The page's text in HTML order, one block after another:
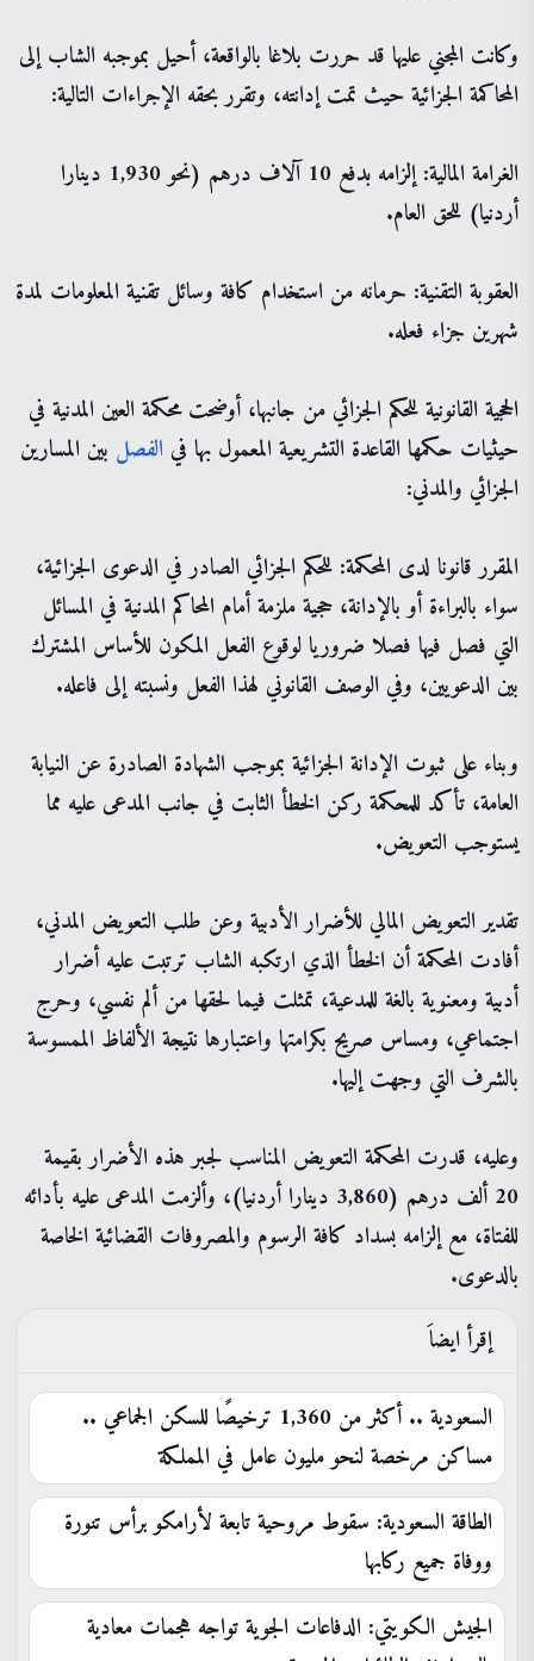
وكانت المجني عليها قد حررت بلاغا بالواقعة، أحيل بموجبه الشاب إلى
المحاكمة الجزائية حيث تمت إدانته، وتقرر بحقه الإجراءات التالية:
الغرامة المالية: إلزامه بدفع 10 آلاف درهم (نحو 1,930 دينارا
أردنيا) للحق العام.
العقوبة التقنية: حرمانه من استخدام كافة وسائل تقنية المعلومات لمدة
شهرين جزاء فعله.
الحجية القانونية للحكم الجزائي من جانبها، أوضحت محكمة العين المدنية في
حيثيات حكمها القاعدة التشريعية المعمول بها في الفصل بين المسارين
الجزائي والمدني:
المقرر قانونا لدى المحكمة: للحكم الجزائي الصادر في الدعوى الجزائية،
سواء بالبراءة أو بالإدانة، حجية ملزمة أمام المحاكم المدنية في المسائل
التي فصل فيها فصلا ضروريا لوقوع الفعل المكون للأساس المشترك
بين الدعويين، وفي الوصف القانوني لهذا الفعل ونسبته إلى فاعله.
وبناء على ثبوت الإدانة الجزائية بموجب الشهادة الصادرة عن النيابة
العامة، تأكد للمحكمة ركن الخطأ الثابت في جانب المدعى عليه مما
يستوجب التعويض.
تقدير التعويض المالي للأضرار الأدبية وعن طلب التعويض المدني،
أفادت المحكمة أن الخطأ الذي ارتكبه الشاب ترتبت عليه أضرار
أدبية ومعنوية بالغة للمدعية، تمثلت فيما لحقها من ألم نفسي، وحرج
اجتماعي، ومساس صريح بكرامتها واعتبارها نتيجة الألفاظ الممسوسة
بالشرف التي وجهت إليها.
وعليه، قدرت المحكمة التعويض المناسب لجبر هذه الأضرار بقيمة
20 ألف درهم (3,860 دينارا أردنيا)، وألزمت المدعى عليه بأدائه
للفتاة، مع إلزامه بسداد كافة الرسوم والمصروفات القضائية الخاصة
بالدعوى.
إقرأ ايضاَ
السعودية .. أكثر من 1,360 ترخيصًا للسكن الجماعي ..
مساكن مرخصة لنحو مليون عامل في المملكة
الطاقة السعودية: سقوط مروحية تابعة لأرامكو برأس تنورة
ووفاة جميع ركابها
الجيش الكويتي: الدفاعات الجوية تواجه هجمات معادية